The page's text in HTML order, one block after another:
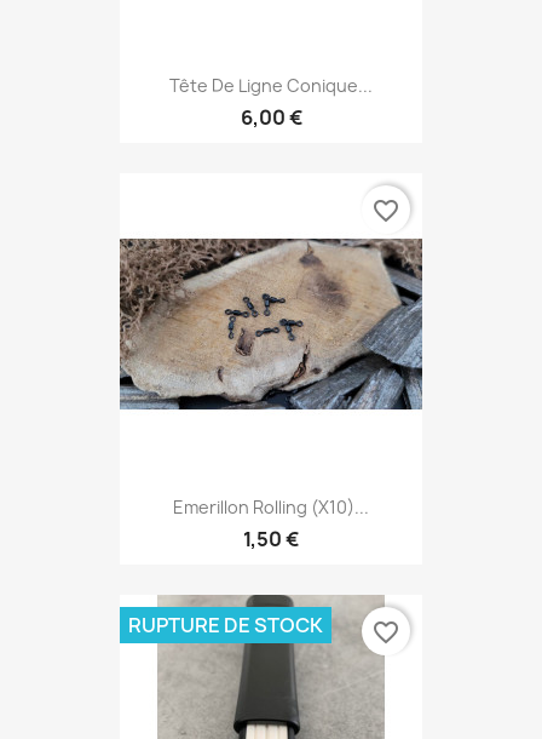
Tête De Ligne Conique...
6,00 €
Emerillon Rolling (x10)...
1,50 €
favorite_border
RUPTURE DE STOCK favorite_border